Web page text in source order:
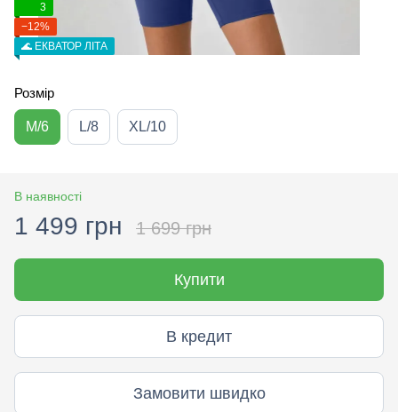
3
−12%
🌊 ЕКВАТОР ЛІТА
Розмір
M/6 L/8 XL/10
В наявності
1 499 грн 1 699 грн
Купити
В кредит
Замовити швидко